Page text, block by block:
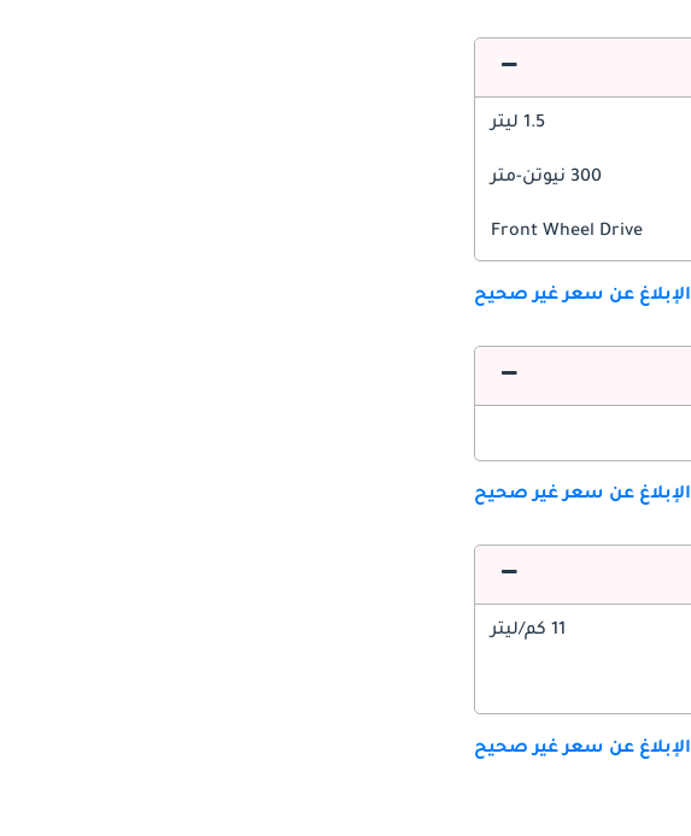
1.5 ليتر
300 نيوتن-متر
Front Wheel Drive
الإبلاغ عن سعر غير صحيح
الإبلاغ عن سعر غير صحيح
11 كم/ليتر
الإبلاغ عن سعر غير صحيح